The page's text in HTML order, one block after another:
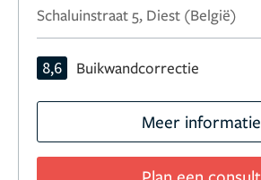
Schaluinstraat 5, Diest (België)
8,6 Buikwandcorrectie
Meer informatie